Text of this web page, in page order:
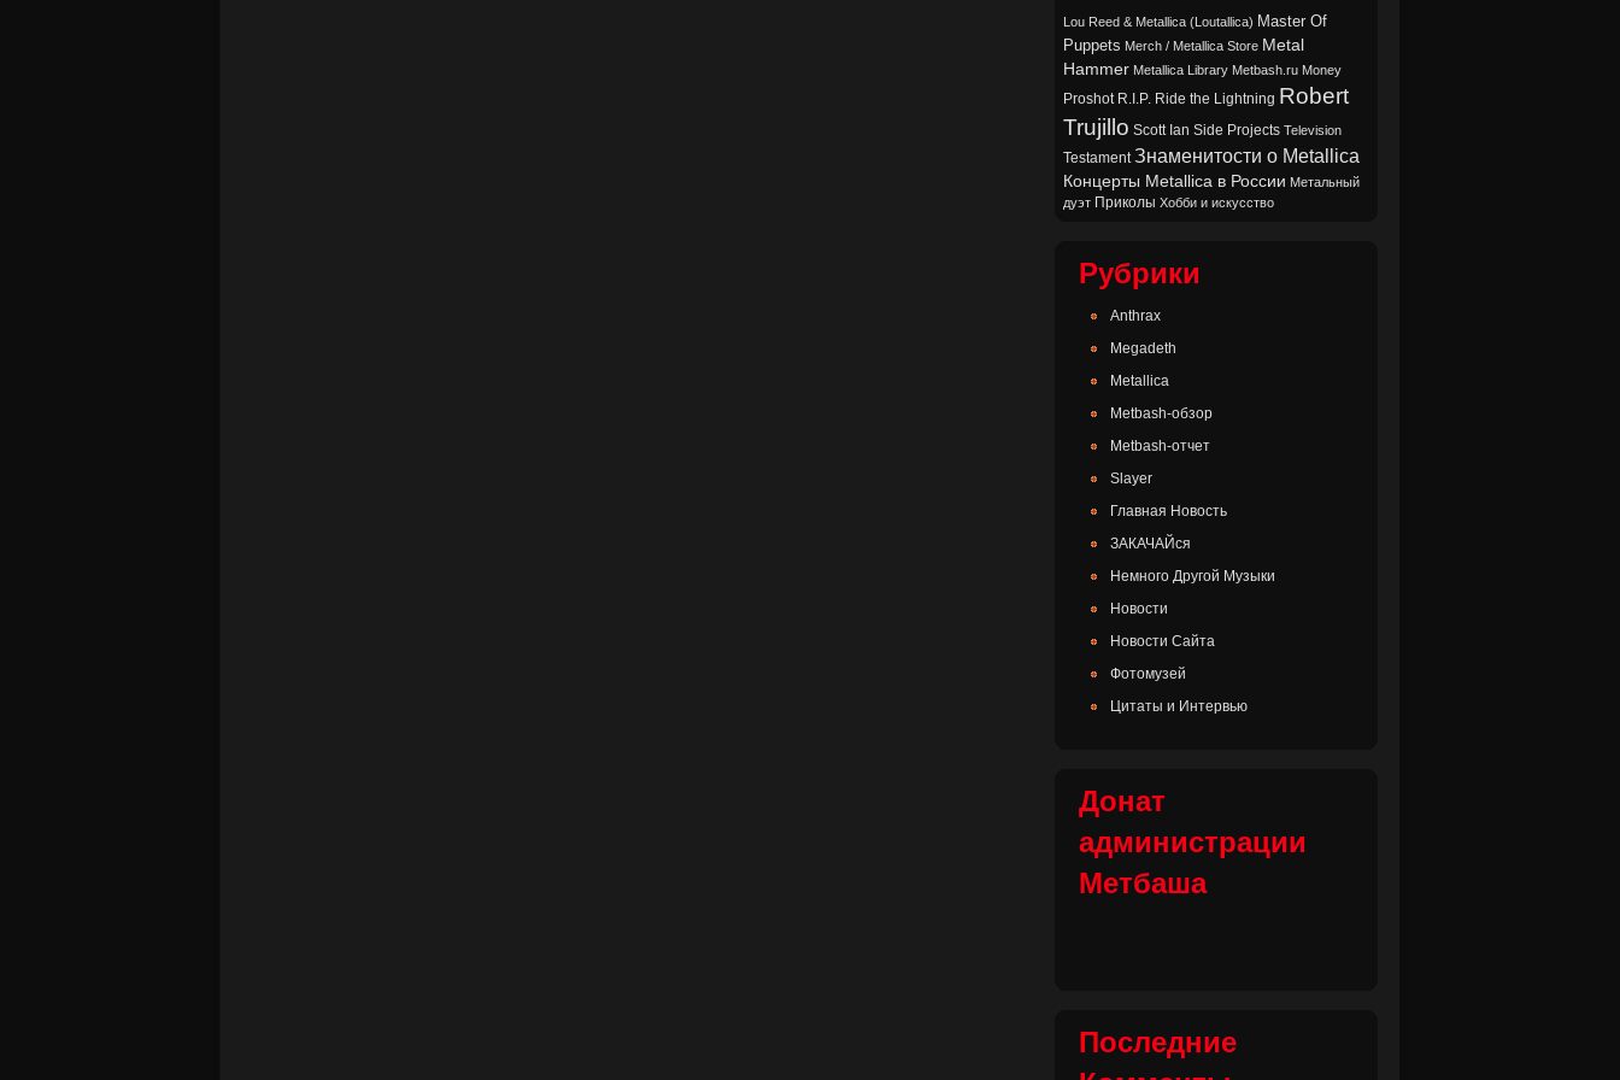
Lou Reed & Metallica (Loutallica) Master Of
Puppets Merch / Metallica Store Metal
Hammer Metallica Library Metbash.ru Money
Proshot R.I.P. Ride the Lightning Robert
Trujillo Scott Ian Side Projects Television
Testament Знаменитости о Metallica
Концерты Metallica в России Метальный
дуэт Приколы Хобби и искусство
Рубрики
Anthrax
Megadeth
Metallica
Metbash-обзор
Metbash-отчет
Slayer
Главная Новость
ЗАКАЧАЙся
Немного Другой Музыки
Новости
Новости Сайта
Фотомузей
Цитаты и Интервью
Донат
администрации
Метбаша
Последние